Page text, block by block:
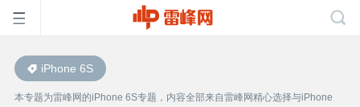
首
iPhone 6S
本专题为雷峰网的iPhone 6S专题，内容全部来自雷峰网精心选择与iPhone